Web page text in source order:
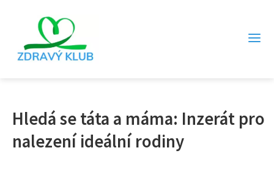
Hledá se táta a máma: Inzerát pro
nalezení ideální rodiny